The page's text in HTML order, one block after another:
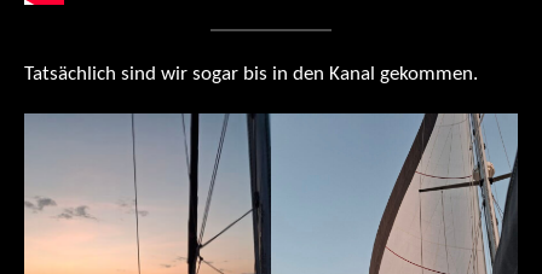
Tatsächlich sind wir sogar bis in den Kanal gekommen.